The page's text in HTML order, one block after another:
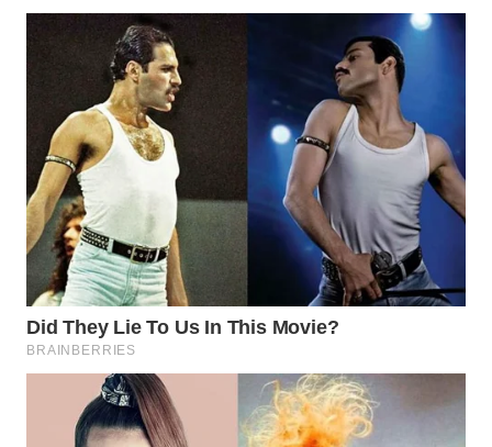
BINTAN
WN
MANDALIKA
WN
LIKUPANG
WN
LABUANBAJO
WN
BORNEO